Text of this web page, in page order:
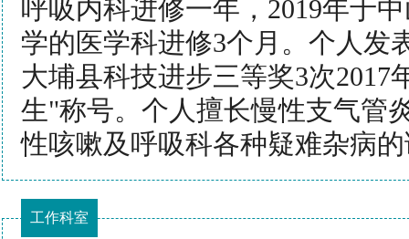
呼吸内科进修一年，2019年于
学的医学科进修3个月。个人发
大埔县科技进步三等奖3次2017
生"称号。个人擅长慢性支气管
性咳嗽及呼吸科各种疑难杂病
工作科室